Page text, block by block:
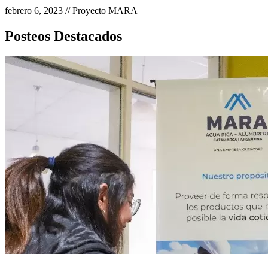
febrero 6, 2023 // Proyecto MARA
Posteos Destacados